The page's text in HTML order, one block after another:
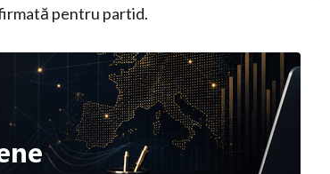
pentru partid.